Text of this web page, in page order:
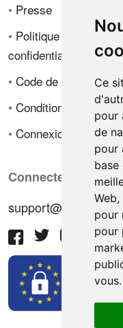
Ce
pour
de
pour
base
Web,
pour
pour
vous.
• Presse
• Politique de
confidentialité
• Code de déontologie
• Conditions de vente
• Connexion
Connectez-vous